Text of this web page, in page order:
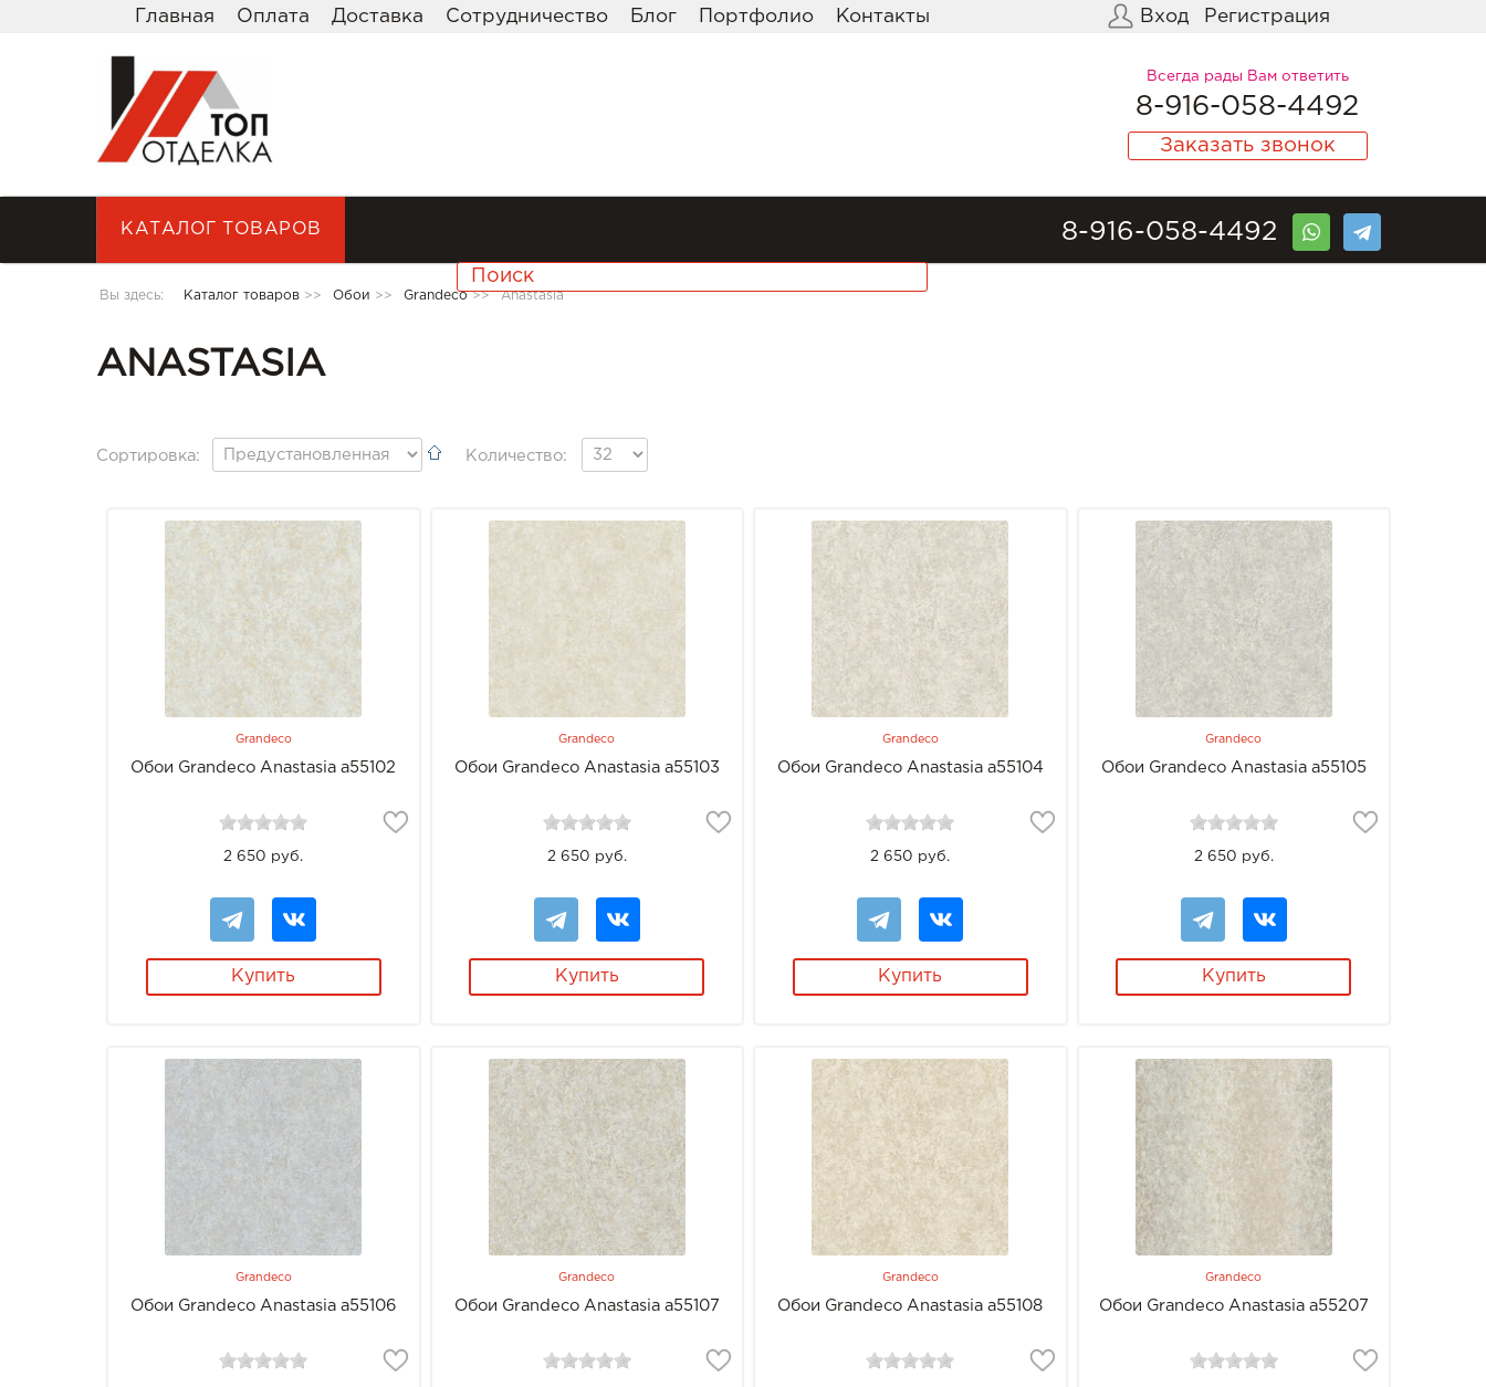
Главная Оплата Доставка Сотрудничество Блог Портфолио Контакты Вход Регистрация
Всегда рады Вам ответить
8-916-058-4492
Заказать звонок
КАТАЛОГ ТОВАРОВ 8-916-058-4492
Вы здесь: Каталог товаров >> Обои >> Grandeco >> Anastasia
ANASTASIA
Сортировка: Количество:
Grandeco
Обои Grandeco Anastasia a55102
2 650 руб.
Купить
Grandeco
Обои Grandeco Anastasia a55103
2 650 руб.
Купить
Grandeco
Обои Grandeco Anastasia a55104
2 650 руб.
Купить
Grandeco
Обои Grandeco Anastasia a55105
2 650 руб.
Купить
Grandeco
Обои Grandeco Anastasia a55106
Grandeco
Обои Grandeco Anastasia a55107
Grandeco
Обои Grandeco Anastasia a55108
Grandeco
Обои Grandeco Anastasia a55207